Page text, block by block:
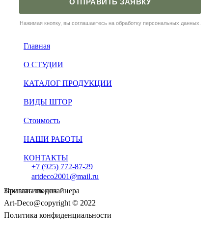
Нажимая кнопку, вы соглашаетесь на обработку персональных данных.
Главная
О СТУДИИ
КАТАЛОГ ПРОДУКЦИИ
ВИДЫ ШТОР
Стоимость
НАШИ РАБОТЫ
КОНТАКТЫ
+7 (925) 772-87-29
artdeco2001@mail.ru
Пригласить дизайнера
Заказать звонок
Art-Deco@copyright © 2022
Политика конфиденциальности